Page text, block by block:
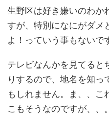
生野区は好き嫌いのわか
すが、特別になにがダメ
よ！っていう事もないで
テレビなんかを見てると
りするので、地名を知っ
もしれません。ま、、こ
こもそうなのですが、、。